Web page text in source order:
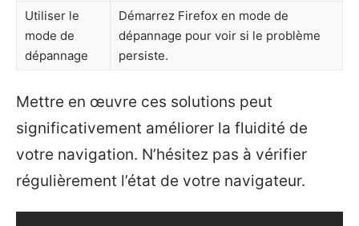
Utiliser le
mode de
dépannage
Démarrez Firefox en mode de
dépannage pour voir si le problème
persiste.
Mettre en œuvre ces solutions peut
significativement améliorer la fluidité de
votre navigation. N’hésitez pas à vérifier
régulièrement l’état de votre navigateur.